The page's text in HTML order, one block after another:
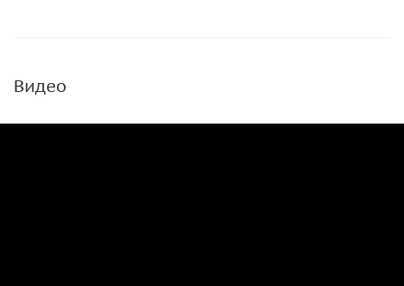
Видео